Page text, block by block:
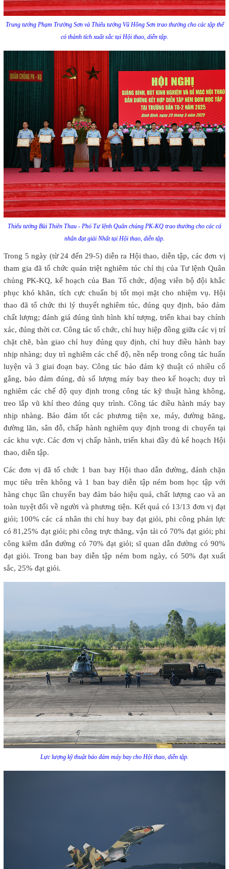
Trung tướng Phạm Trường Sơn và Thiếu tướng Vũ Hồng Sơn trao thưởng cho các tập thể
có thành tích xuất sắc tại Hội thao, diễn tập.
Thiếu tướng Bùi Thiên Thau - Phó Tư lệnh Quân chủng PK-KQ trao thưởng cho các cá
nhân đạt giải Nhất tại Hội thao, diễn tập.
Trong 5 ngày (từ 24 đến 29-5) diễn ra Hội thao, diễn tập, các đơn vị
tham gia đã tổ chức quán triệt nghiêm túc chỉ thị của Tư lệnh Quân
chủng PK-KQ, kế hoạch của Ban Tổ chức, động viên bộ đội khắc
phục khó khăn, tích cực chuẩn bị tốt mọi mặt cho nhiệm vụ. Hội
thao đã tổ chức thi lý thuyết nghiêm túc, đúng quy định, bảo đảm
chất lượng; đánh giá đúng tình hình khí tượng, triển khai bay chính
xác, đúng thời cơ. Công tác tổ chức, chỉ huy hiệp đồng giữa các vị trí
chặt chẽ, bàn giao chỉ huy đúng quy định, chỉ huy điều hành bay
nhịp nhàng; duy trì nghiêm các chế độ, nền nếp trong công tác huấn
luyện và 3 giai đoạn bay. Công tác bảo đảm kỹ thuật có nhiều cố
gắng, bảo đảm đúng, đủ số lượng máy bay theo kế hoạch; duy trì
nghiêm các chế độ quy định trong công tác kỹ thuật hàng không,
treo lắp vũ khí theo đúng quy trình. Công tác điều hành máy bay
nhịp nhàng. Bảo đảm tốt các phương tiện xe, máy, đường băng,
đường lăn, sân đỗ, chấp hành nghiêm quy định trong di chuyển tại
các khu vực. Các đơn vị chấp hành, triển khai đầy đủ kế hoạch Hội
thao, diễn tập.
Các đơn vị đã tổ chức 1 ban bay Hội thao dẫn đường, đánh chặn
mục tiêu trên không và 1 ban bay diễn tập ném bom học tập với
hàng chục lần chuyến bay đảm bảo hiệu quả, chất lượng cao và an
toàn tuyệt đối về người và phương tiện. Kết quả có 13/13 đơn vị đạt
giỏi; 100% các cá nhân thi chỉ huy bay đạt giỏi, phi công phản lực
có 81,25% đạt giỏi; phi công trực thăng, vận tải có 70% đạt giỏi; phi
công kiêm dẫn đường có 70% đạt giỏi; sĩ quan dẫn đường có 90%
đạt giỏi. Trong ban bay diễn tập ném bom ngày, có 50% đạt xuất
sắc, 25% đạt giỏi.
Lực lượng kỹ thuật bảo đảm máy bay cho Hội thao, diễn tập.